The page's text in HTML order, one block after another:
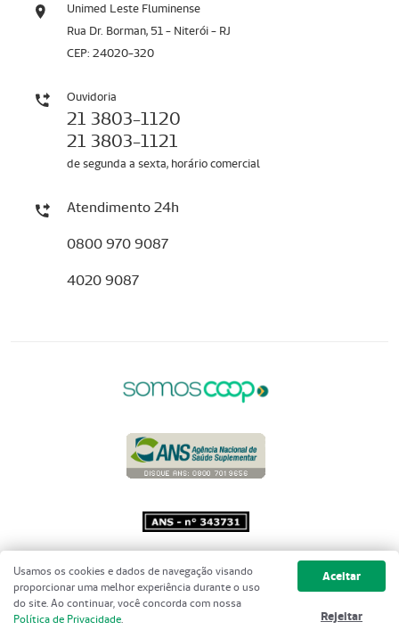
Unimed Leste Fluminense
Rua Dr. Borman, 51 - Niterói - RJ
CEP: 24020-320
Ouvidoria
21 3803-1120
21 3803-1121
de segunda a sexta, horário comercial
Atendimento 24h
0800 970 9087
4020 9087
Copyright 2001 - 2026 Unimed do
Brasil - Todos os direitos reservados
Usamos os cookies e dados de navegação visando
proporcionar uma melhor experiência durante o uso
do site. Ao continuar, você concorda com nossa
Política de Privacidade.
Aceitar
Rejeitar